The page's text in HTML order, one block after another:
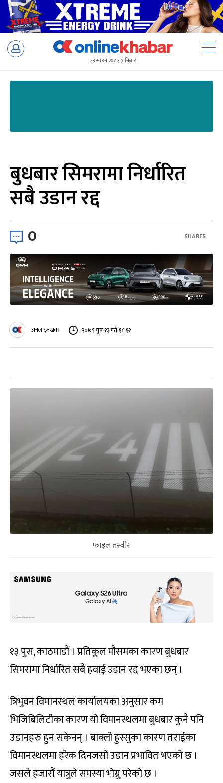
Skip
२३ साउन २०८३, शनिबार
बुधबार सिमरामा निर्धारित
सबै उडान रद्द
0 SHARES
अनलाइनखबर २०७९ पुष १३ गते १८:१२
फाइल तस्वीर
१३ पुस, काठमाडौं । प्रतिकूल मौसमका कारण बुधबार
सिमरामा निर्धारित सबै हवाई उडान रद्द भएका छन् ।
त्रिभुवन विमानस्थल कार्यालयका अनुसार कम
भिजिबिलिटीका कारण यो विमानस्थलमा बुधबार कुनै पनि
उडानहरु हुन सकेनन् । बाक्लो हुस्सुका कारण तराईका
विमानस्थलमा हरेक दिनजसो उडान प्रभावित भएको छ ।
जसले हजारौं यात्रुले समस्या भोग्नु परेको छ ।